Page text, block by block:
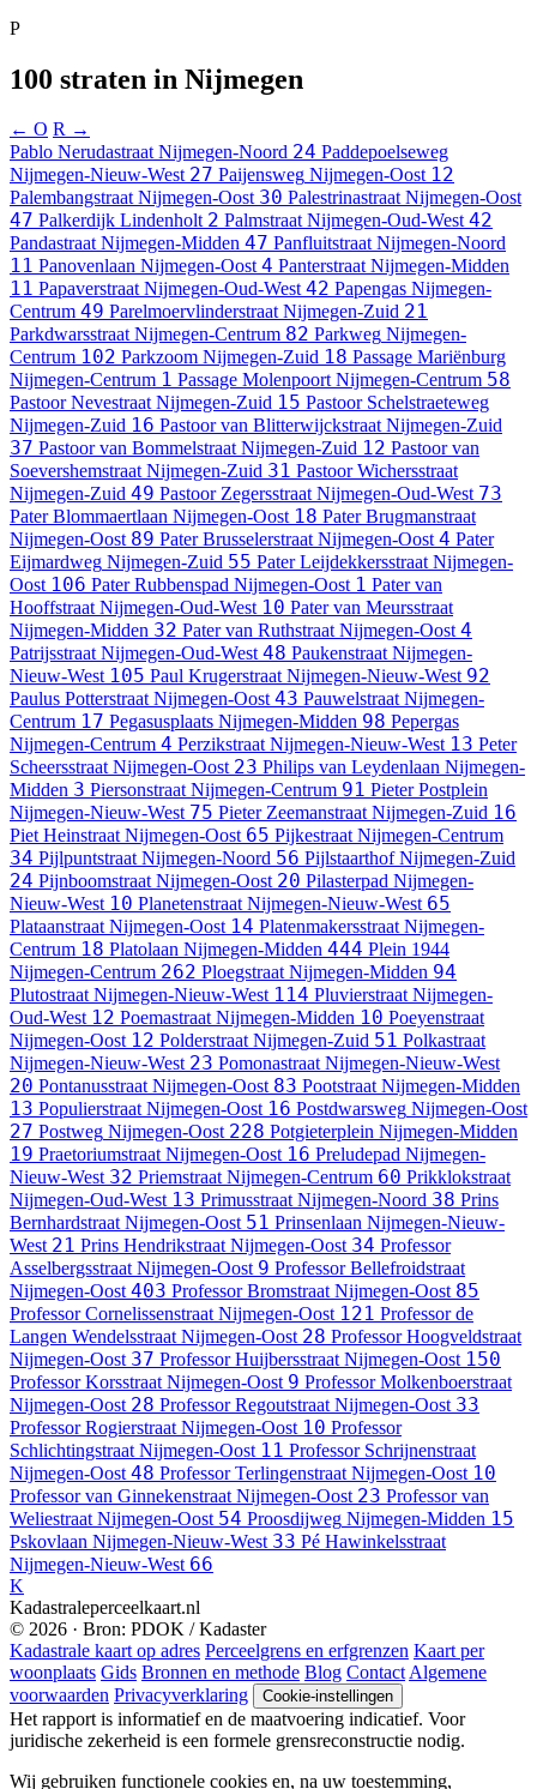
P
100 straten in Nijmegen
← O R →
Pablo Nerudastraat Nijmegen-Noord 24 Paddepoelseweg
Nijmegen-Nieuw-West 27 Paijensweg Nijmegen-Oost 12
Palembangstraat Nijmegen-Oost 30 Palestrinastraat Nijmegen-Oost
47 Palkerdijk Lindenholt 2 Palmstraat Nijmegen-Oud-West 42
Pandastraat Nijmegen-Midden 47 Panfluitstraat Nijmegen-Noord
11 Panovenlaan Nijmegen-Oost 4 Panterstraat Nijmegen-Midden
11 Papaverstraat Nijmegen-Oud-West 42 Papengas Nijmegen-
Centrum 49 Parelmoervlinderstraat Nijmegen-Zuid 21
Parkdwarsstraat Nijmegen-Centrum 82 Parkweg Nijmegen-
Centrum 102 Parkzoom Nijmegen-Zuid 18 Passage Mariënburg
Nijmegen-Centrum 1 Passage Molenpoort Nijmegen-Centrum 58
Pastoor Nevestraat Nijmegen-Zuid 15 Pastoor Schelstraeteweg
Nijmegen-Zuid 16 Pastoor van Blitterwijckstraat Nijmegen-Zuid
37 Pastoor van Bommelstraat Nijmegen-Zuid 12 Pastoor van
Soevershemstraat Nijmegen-Zuid 31 Pastoor Wichersstraat
Nijmegen-Zuid 49 Pastoor Zegersstraat Nijmegen-Oud-West 73
Pater Blommaertlaan Nijmegen-Oost 18 Pater Brugmanstraat
Nijmegen-Oost 89 Pater Brusselerstraat Nijmegen-Oost 4 Pater
Eijmardweg Nijmegen-Zuid 55 Pater Leijdekkersstraat Nijmegen-
Oost 106 Pater Rubbenspad Nijmegen-Oost 1 Pater van
Hooffstraat Nijmegen-Oud-West 10 Pater van Meursstraat
Nijmegen-Midden 32 Pater van Ruthstraat Nijmegen-Oost 4
Patrijsstraat Nijmegen-Oud-West 48 Paukenstraat Nijmegen-
Nieuw-West 105 Paul Krugerstraat Nijmegen-Nieuw-West 92
Paulus Potterstraat Nijmegen-Oost 43 Pauwelstraat Nijmegen-
Centrum 17 Pegasusplaats Nijmegen-Midden 98 Pepergas
Nijmegen-Centrum 4 Perzikstraat Nijmegen-Nieuw-West 13 Peter
Scheersstraat Nijmegen-Oost 23 Philips van Leydenlaan Nijmegen-
Midden 3 Piersonstraat Nijmegen-Centrum 91 Pieter Postplein
Nijmegen-Nieuw-West 75 Pieter Zeemanstraat Nijmegen-Zuid 16
Piet Heinstraat Nijmegen-Oost 65 Pijkestraat Nijmegen-Centrum
34 Pijlpuntstraat Nijmegen-Noord 56 Pijlstaarthof Nijmegen-Zuid
24 Pijnboomstraat Nijmegen-Oost 20 Pilasterpad Nijmegen-
Nieuw-West 10 Planetenstraat Nijmegen-Nieuw-West 65
Plataanstraat Nijmegen-Oost 14 Platenmakersstraat Nijmegen-
Centrum 18 Platolaan Nijmegen-Midden 444 Plein 1944
Nijmegen-Centrum 262 Ploegstraat Nijmegen-Midden 94
Plutostraat Nijmegen-Nieuw-West 114 Pluvierstraat Nijmegen-
Oud-West 12 Poemastraat Nijmegen-Midden 10 Poeyenstraat
Nijmegen-Oost 12 Polderstraat Nijmegen-Zuid 51 Polkastraat
Nijmegen-Nieuw-West 23 Pomonastraat Nijmegen-Nieuw-West
20 Pontanusstraat Nijmegen-Oost 83 Pootstraat Nijmegen-Midden
13 Populierstraat Nijmegen-Oost 16 Postdwarsweg Nijmegen-Oost
27 Postweg Nijmegen-Oost 228 Potgieterplein Nijmegen-Midden
19 Praetoriumstraat Nijmegen-Oost 16 Preludepad Nijmegen-
Nieuw-West 32 Priemstraat Nijmegen-Centrum 60 Prikklokstraat
Nijmegen-Oud-West 13 Primusstraat Nijmegen-Noord 38 Prins
Bernhardstraat Nijmegen-Oost 51 Prinsenlaan Nijmegen-Nieuw-
West 21 Prins Hendrikstraat Nijmegen-Oost 34 Professor
Asselbergsstraat Nijmegen-Oost 9 Professor Bellefroidstraat
Nijmegen-Oost 403 Professor Bromstraat Nijmegen-Oost 85
Professor Cornelissenstraat Nijmegen-Oost 121 Professor de
Langen Wendelsstraat Nijmegen-Oost 28 Professor Hoogveldstraat
Nijmegen-Oost 37 Professor Huijbersstraat Nijmegen-Oost 150
Professor Korsstraat Nijmegen-Oost 9 Professor Molkenboerstraat
Nijmegen-Oost 28 Professor Regoutstraat Nijmegen-Oost 33
Professor Rogierstraat Nijmegen-Oost 10 Professor
Schlichtingstraat Nijmegen-Oost 11 Professor Schrijnenstraat
Nijmegen-Oost 48 Professor Terlingenstraat Nijmegen-Oost 10
Professor van Ginnekenstraat Nijmegen-Oost 23 Professor van
Weliestraat Nijmegen-Oost 54 Proosdijweg Nijmegen-Midden 15
Pskovlaan Nijmegen-Nieuw-West 33 Pé Hawinkelsstraat
Nijmegen-Nieuw-West 66
K
Kadastraleperceelkaart.nl
© 2026 · Bron: PDOK / Kadaster
Kadastrale kaart op adres Perceelgrens en erfgrenzen Kaart per
woonplaats Gids Bronnen en methode Blog ContactAlgemene
voorwaarden Privacyverklaring Cookie-instellingen
Het rapport is informatief en de maatvoering indicatief. Voor
juridische zekerheid is een formele grensreconstructie nodig.
Wij gebruiken functionele cookies en, na uw toestemming,